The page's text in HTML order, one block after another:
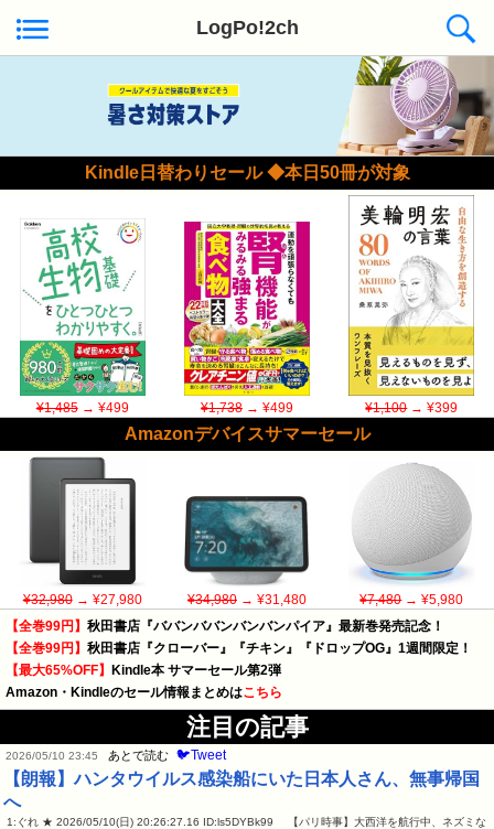
LogPo!2ch
Kindle日替わりセール ◆本日50冊が対象
¥1,485→ ¥499 ¥1,738→ ¥499 ¥1,100→ ¥399
Amazonデバイスサマーセール
¥32,980→ ¥27,980 ¥34,980→ ¥31,480 ¥7,480→ ¥5,980
【全巻99円】 秋田書店『ババンババンバンバンパイア』最新巻発売記念！
【全巻99円】 秋田書店『クローバー』『チキン』『ドロップOG』1週間限定！
【最大65%OFF】 Kindle本 サマーセール第2弾
Amazon・Kindleのセール情報まとめはこちら
注目の記事
2026/05/10 23:45 あとで読む 🐦Tweet
【朗報】ハンタウイルス感染船にいた日本人さん、無事帰国
へ
1:ぐれ ★ 2026/05/10(日) 20:26:27.16 ID:ls5DYBk99 【パリ時事】大西洋を航行中、ネズミな